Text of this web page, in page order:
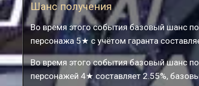
Шанс получения
Во время этого события базовый шанс
персонажа 5★ с учётом гаранта
Во время этого события базовый шанс
персонажей 4★ составляет 2.55%,